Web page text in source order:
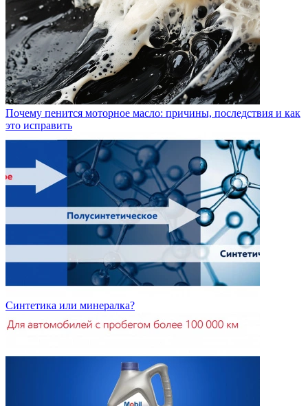
Почему пенится моторное масло: причины, последствия и как
это исправить
Синтетика или минералка?